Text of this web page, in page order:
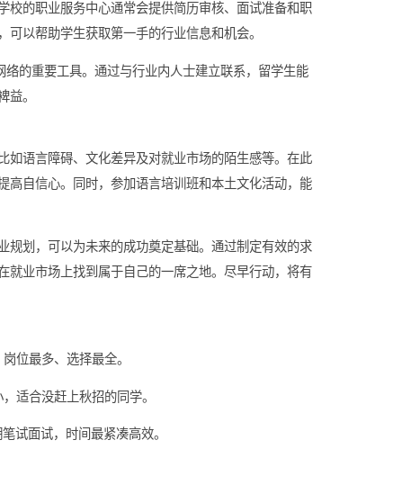
根据每个职位的要求进行调整，突出个人相关经验与技能。一
源。学校的职业服务中心通常会提供简历审核、面试准备和职
讲座，可以帮助学生获取第一手的行业信息和机会。
专业网络的重要工具。通过与行业内人士建立联系，留学生能
大有裨益。
战，比如语言障碍、文化差异及对就业市场的陌生感等。在此
的职业规划，可以为未来的成功奠定基础。通过制定有效的求